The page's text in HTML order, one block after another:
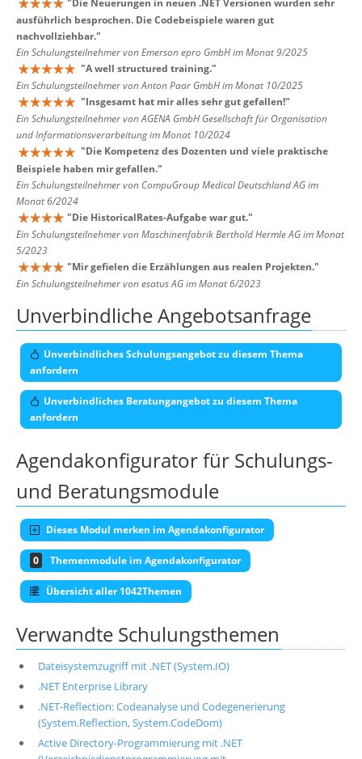
ausführlich besprochen. Die Codebeispiele waren gut
nachvollziehbar."
Ein Schulungsteilnehmer von Emerson epro GmbH im Monat 9/2025
"A well structured training."
Ein Schulungsteilnehmer von Anton Paar GmbH im Monat 10/2025
"Insgesamt hat mir alles sehr gut gefallen!"
Ein Schulungsteilnehmer von AGENA GmbH Gesellschaft für Organisation
und Informationsverarbeitung im Monat 10/2024
"Die Kompetenz des Dozenten und viele praktische
Beispiele haben mir gefallen."
Ein Schulungsteilnehmer von CompuGroup Medical Deutschland AG im
Monat 6/2024
"Die HistoricalRates-Aufgabe war gut."
Ein Schulungsteilnehmer von Maschinenfabrik Berthold Hermle AG im Monat
5/2023
"Mir gefielen die Erzählungen aus realen Projekten."
Ein Schulungsteilnehmer von esatus AG im Monat 6/2023
Unverbindliche Angebotsanfrage
Unverbindliches Schulungsangebot zu diesem Thema
anfordern
Unverbindliches Beratungangebot zu diesem Thema
anfordern
Agendakonfigurator für Schulungs-
und Beratungsmodule
Dieses Modul merken im Agendakonfigurator
0 Themenmodule im Agendakonfigurator
Übersicht aller 1042Themen
Verwandte Schulungsthemen
Dateisystemzugriff mit .NET (System.IO)
.NET Enterprise Library
.NET-Reflection: Codeanalyse und Codegenerierung
(System.Reflection, System.CodeDom)
Active Directory-Programmierung mit .NET